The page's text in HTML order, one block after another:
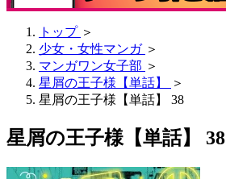
トップ ＞
少女・女性マンガ ＞
マンガワン女子部 ＞
星屑の王子様【単話】
＞
星屑の王子様【単話】 38
星屑の王子様【単話】 38